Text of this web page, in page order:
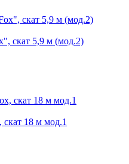
скат 5,9 м (мод.2)
18 м мод.1